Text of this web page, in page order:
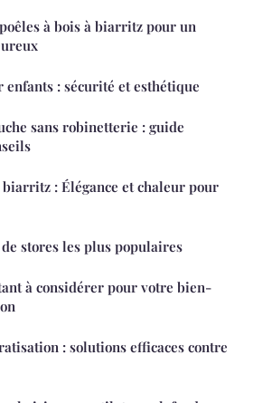
à bois à biarritz pour un
enfants : sécurité et esthétique
sans robinetterie : guide
biarritz : Élégance et chaleur pour
stores les plus populaires
à considérer pour votre bien-
: solutions efficaces contre